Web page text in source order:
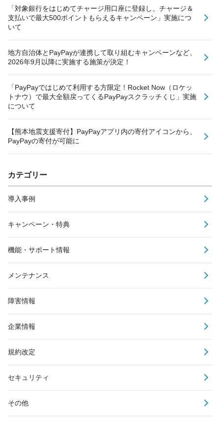
「対象銀行をはじめてチャージ用口座に登録し、チャージ＆
支払いで最大500ポイントもらえるキャンペーン」実施につ
いて
地方自治体とPayPayが連携して取り組むキャンペーンなど、
2026年9月以降に実施する施策が決定！
「PayPayではじめて利用する方限定！Rocket Now（ロケッ
トナウ）で最大全額戻ってくるPayPayスクラッチくじ」実施
について
【熊本地震支援寄付】PayPayアプリ内の寄付アイコンから、
PayPayの寄付が可能に
カテゴリー
導入事例
キャンペーン・特典
機能・サポート情報
メンテナンス
障害情報
企業情報
規約改定
セキュリティ
その他